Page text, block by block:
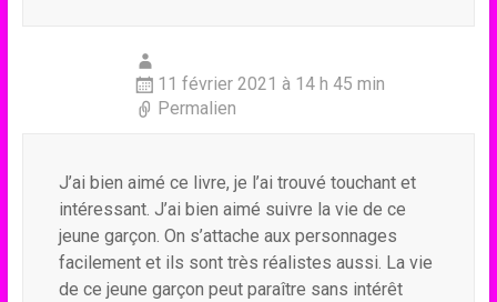
11 février 2021 à 14 h 45 min
Permalien
J’ai bien aimé ce livre, je l’ai trouvé touchant et
intéressant. J’ai bien aimé suivre la vie de ce
jeune garçon. On s’attache aux personnages
facilement et ils sont très réalistes aussi. La vie
de ce jeune garçon peut paraître sans intérêt